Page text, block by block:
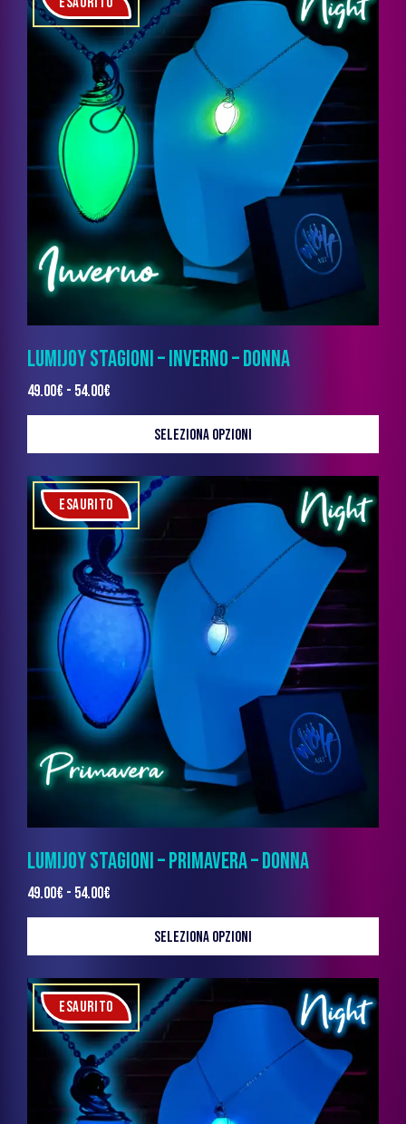
LUMIJOY STAGIONI – INVERNO – DONNA
49.00€ - 54.00€
SELEZIONA OPZIONI
ESAURITO
LUMIJOY STAGIONI – PRIMAVERA – DONNA
49.00€ - 54.00€
SELEZIONA OPZIONI
ESAURITO